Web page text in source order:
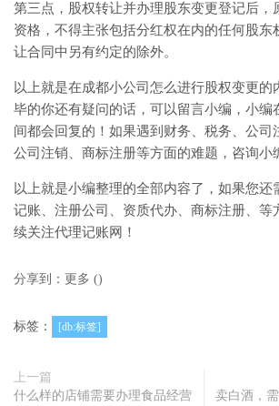
第三点，股权转让并办理股东变更登记后，
资格，不得主张包括分红权在内的任何股东
让合同中另有约定的除外。
以上就是在成都小公司怎么进行股权变更的
毕的你还有疑问的话，可以留言小编，小编
间都会回复的！如果遇到财务、税务、公司
公司注销、商标注册等方面的难题，咨询小
以上就是小编整理的全部内容了，如果您还
记账、注册公司、资质代办、商标注册、等
续关注代理记账网！
分享到： 更多 ()
标签： [db:标签]
上一篇
什么样的店铺需要办理食品经营
卖白酒，